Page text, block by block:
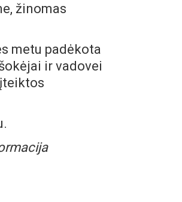
žinomas
metu padėkota
ir vadovei